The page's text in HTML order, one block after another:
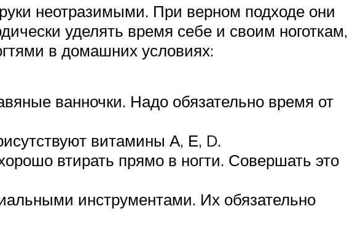
неотразимыми. При верном подходе они
уделять время себе и своим ноготкам,
в домашних условиях:
ванночки. Надо обязательно время от
витамины А, Е, D.
втирать прямо в ногти. Совершать это
инструментами. Их обязательно